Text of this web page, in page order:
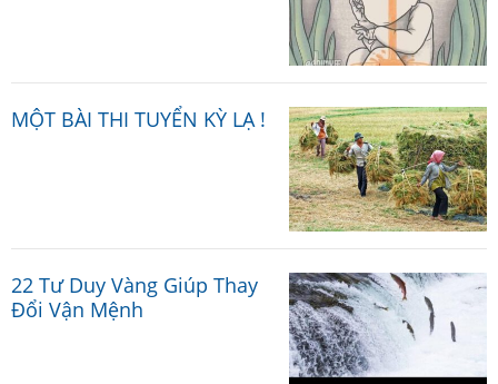
MỘT BÀI THI TUYỂN KỲ LẠ !
22 Tư Duy Vàng Giúp Thay
Đổi Vận Mệnh